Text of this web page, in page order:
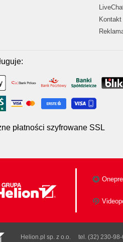
Kontakt
płatności szyfrowane SSL
Helion.pl sp. z o.o. tel. (32) 230-98-